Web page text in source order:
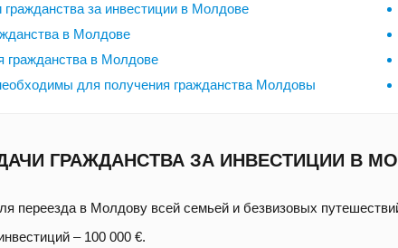
за инвестиции в Молдове
в Молдове
гражданства в Молдове
для получения гражданства Молдовы
ГРАЖДАНСТВА ЗА ИНВЕСТИЦИИ В
переезда в Молдову всей семьей и безвизовых
– 100 000 €.